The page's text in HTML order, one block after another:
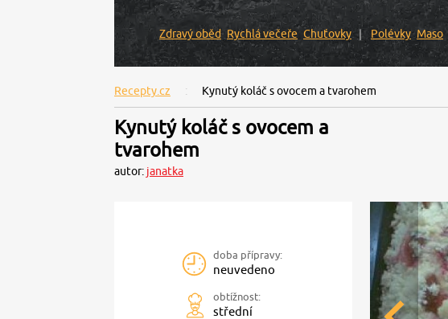
Zdravý oběd Rychlá večeře Chuťovky Polévky Maso
Recepty.cz Kynutý koláč s ovocem a tvarohem
Kynutý koláč s ovocem a
tvarohem
autor: janatka
doba přípravy:
neuvedeno
obtížnost:
střední